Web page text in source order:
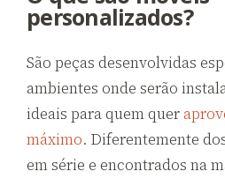
personalizados?
São peças desenvolvidas
ambientes onde serão
ideais para quem quer
máximo. Diferentemente
em série e encontrados na